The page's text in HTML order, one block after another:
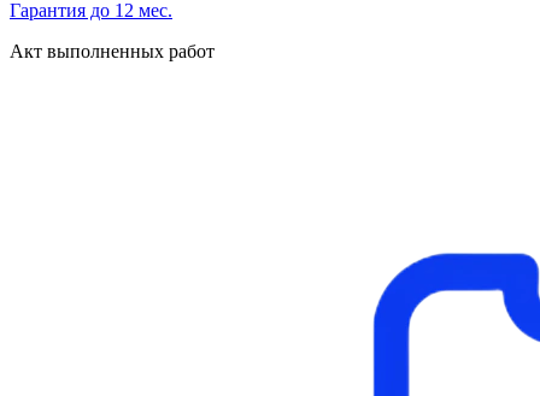
Гарантия до 12 мес.
Акт выполненных работ